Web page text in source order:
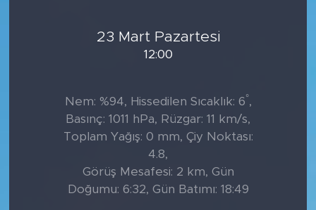
23 Mart Pazartesi
12:00
Nem: %94, Hissedilen Sıcaklık: 6°,
Basınç: 1011 hPa, Rüzgar: 11 km/s,
Toplam Yağış: 0 mm, Çiy Noktası:
4.8,
Görüş Mesafesi: 2 km, Gün
Doğumu: 6:32, Gün Batımı: 18:49